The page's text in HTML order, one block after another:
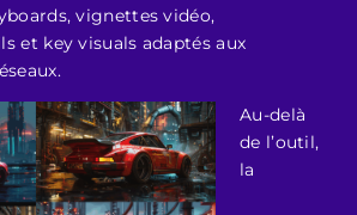
vignettes vidéo,
et key visuals adaptés aux
Au-delà
de l’outil,
la